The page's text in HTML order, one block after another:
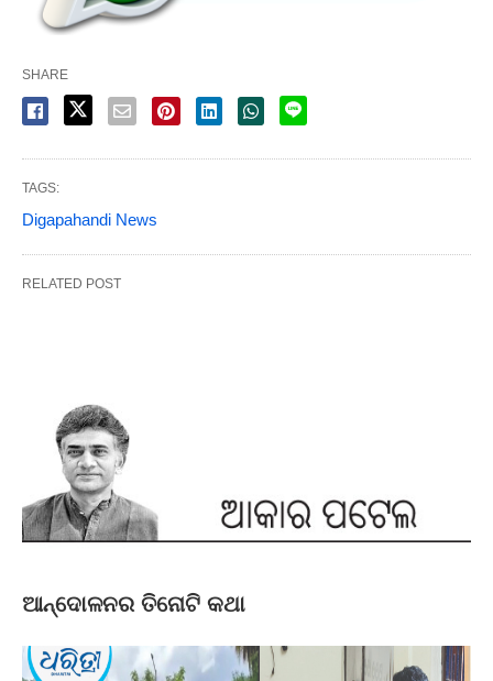
SHARE
TAGS:
Digapahandi News
RELATED POST
ଆନ୍ଦୋଳନର ତିନୋଟି କଥା